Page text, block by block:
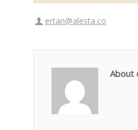
ertan@alesta.co
About